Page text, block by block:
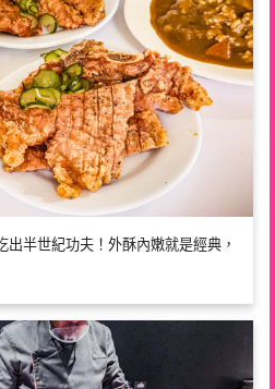
半世紀功夫！外酥內嫩就是經典，